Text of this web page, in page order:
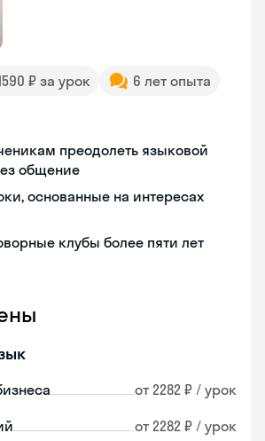
₽ за урок
6 лет опыта
преодолеть языковой
общение
основанные на интересах
клубы более пяти лет
от 2282 ₽ / урок
от 2282 ₽ / урок